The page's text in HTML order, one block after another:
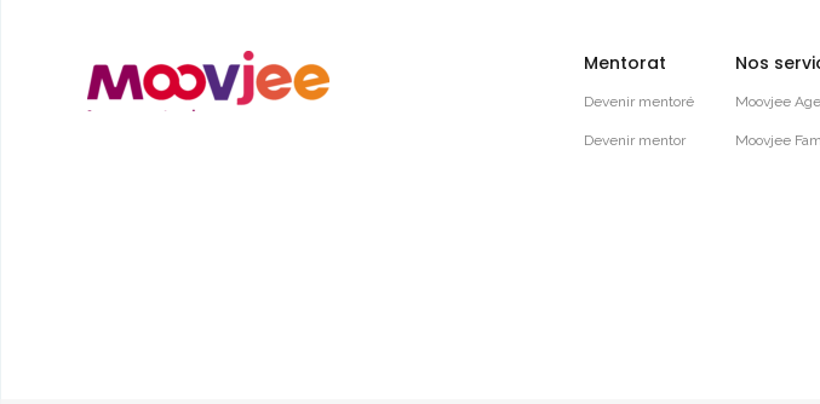
Mentorat
Devenir mentoré
Devenir mentor
Nos
Moovjee
Moovjee